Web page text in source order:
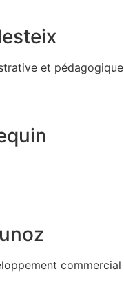
et pédagogique
commercial